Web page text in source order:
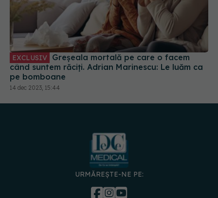
EXCLUSIV
când suntem răciți. Adrian Marinescu: Le luăm ca
pe bomboane
14 dec 2023, 15:44
URMĂREȘTE-NE PE:
DESCARCĂ APLICAȚIA